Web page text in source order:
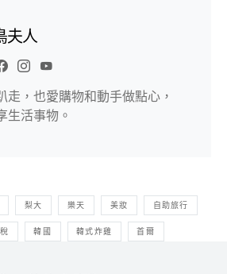
夫人
走，也愛購物和動手做點心，
生活事物。
梨大 樂天 美妝 自助旅行
韓國 韓式炸雞 首爾